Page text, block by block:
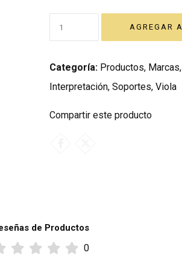
Categoría: Productos, Marcas,
Interpretación, Soportes, Viola
Compartir este producto
de Productos
0